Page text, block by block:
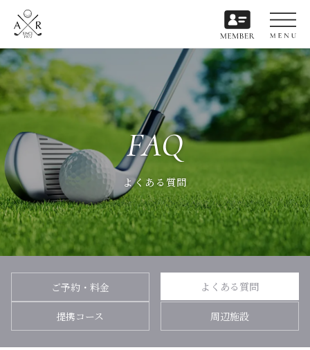
FAQ
よくある質問
ご予約・料金 よくある質問
提携コース 周辺施設